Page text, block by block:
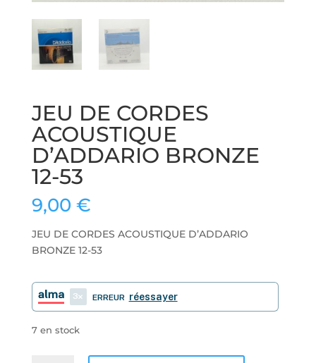
JEU DE CORDES
ACOUSTIQUE
D’ADDARIO BRONZE
12-53
9,00 €
JEU DE CORDES ACOUSTIQUE D’ADDARIO
BRONZE 12-53
3 ERREUR réessayer
7 en stock